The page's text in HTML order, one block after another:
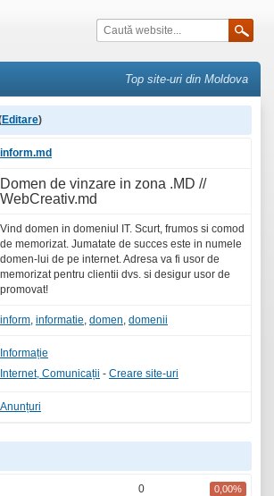
Top site-uri din Moldova
Editare)
inform.md
Domen de vinzare in zona .MD //
WebCreativ.md
Vind domen in domeniul IT. Scurt, frumos si comod
de memorizat. Jumatate de succes este in numele
domen-lui de pe internet. Adresa va fi usor de
memorizat pentru clientii dvs. si desigur usor de
promovat!
inform, informatie, domen, domenii
Informație
Internet, Comunicații - Creare site-uri
Anunțuri
0 0,00%